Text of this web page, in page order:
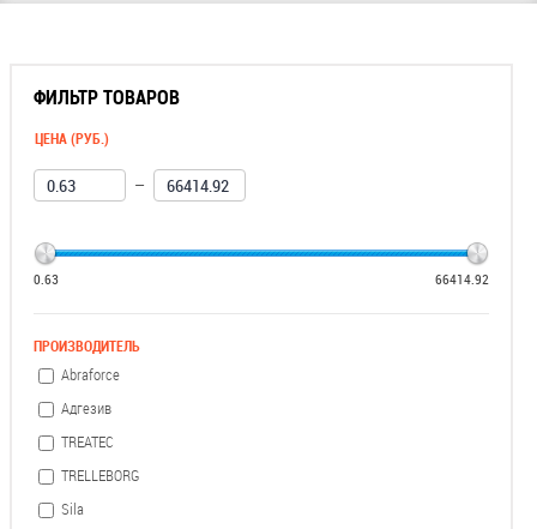
ФИЛЬТР ТОВАРОВ
ЦЕНА (РУБ.)
—
0.63 66414.92
ПРОИЗВОДИТЕЛЬ
Abraforce
Адгезив
TREATEC
TRELLEBORG
Sila